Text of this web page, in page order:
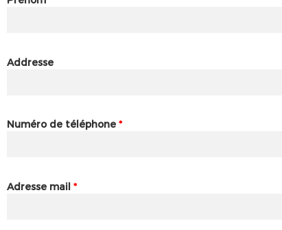
Addresse
Numéro de téléphone *
Adresse mail *